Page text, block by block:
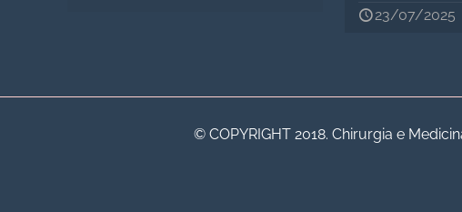
23/07/2025
© COPYRIGHT 2018. Chirurgia e